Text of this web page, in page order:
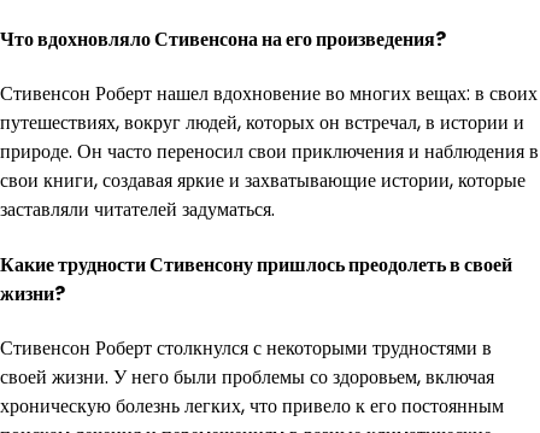
Что вдохновляло Стивенсона на его произведения?
Стивенсон Роберт нашел вдохновение во многих вещах: в своих
путешествиях, вокруг людей, которых он встречал, в истории и
природе. Он часто переносил свои приключения и наблюдения в
свои книги, создавая яркие и захватывающие истории, которые
заставляли читателей задуматься.
Какие трудности Стивенсону пришлось преодолеть в своей
жизни?
Стивенсон Роберт столкнулся с некоторыми трудностями в
своей жизни. У него были проблемы со здоровьем, включая
хроническую болезнь легких, что привело к его постоянным